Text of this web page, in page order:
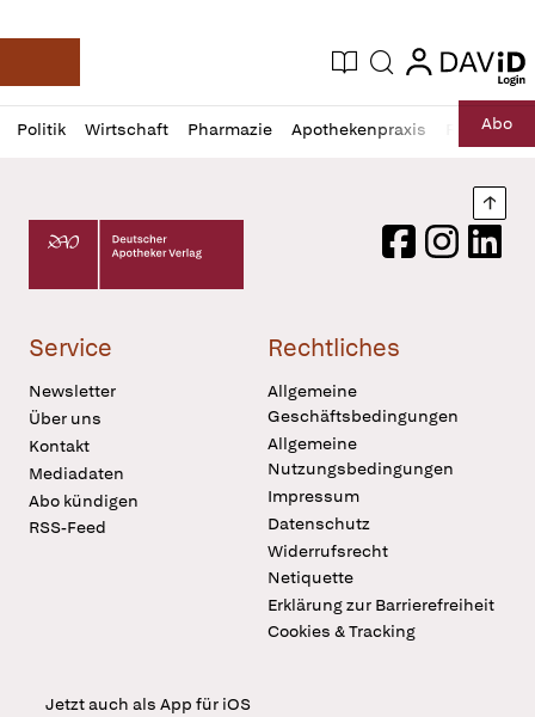
Deutsche Apotheker Zeitung
Aktuelle Ausgabe
Suche login
login
Politik Wirtschaft Pharmazie Apothekenpraxis RechtAbo
Profil
öffnen
Daz
Pur
Deutscher Apotheker Verlag Logo
FacebookInstagram
Service
Newsletter
Über uns
Kontakt
Mediadaten
Abo kündigen
RSS-Feed
Rechtliches
Allgemeine
Geschäftsbedingungen
Allgemeine
Nutzungsbedingungen
Impressum
Datenschutz
Widerrufsrecht
Netiquette
Erklärung zur Barrierefreiheit
Cookies & Tracking
Jetzt auch als App für iOS